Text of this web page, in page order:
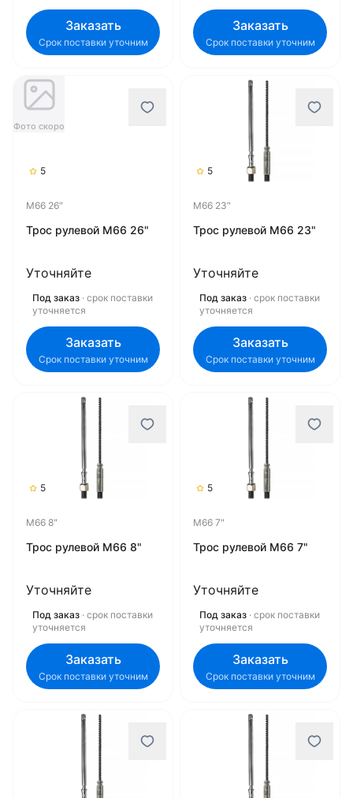
Заказать
Срок поставки уточним
Заказать
Срок поставки уточним
Фото скоро
5
M66 26"
Трос рулевой M66 26"
Уточняйте
Под заказ · срок поставки
уточняется
Заказать
Срок поставки уточним
5
M66 23"
Трос рулевой M66 23"
Уточняйте
Под заказ · срок поставки
уточняется
Заказать
Срок поставки уточним
5
M66 8"
Трос рулевой M66 8"
Уточняйте
Под заказ · срок поставки
уточняется
Заказать
Срок поставки уточним
5
M66 7"
Трос рулевой M66 7"
Уточняйте
Под заказ · срок поставки
уточняется
Заказать
Срок поставки уточним